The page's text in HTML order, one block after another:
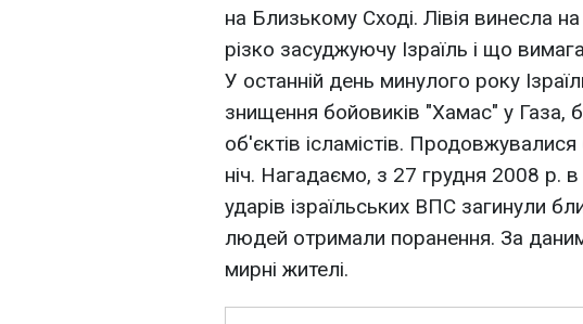
на Близькому Сході. Лівія винесла
різко засуджуючу Ізраїль і що
У останній день минулого року
знищення бойовиків "Хамас" у Газа,
об'єктів ісламістів.
ніч. Нагадаємо, з 27 грудня 2008 р. в
ударів ізраїльських ВПС загинули
людей отримали поранення. За
мирні жителі.